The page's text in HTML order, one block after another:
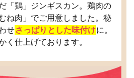
「鶏」ジンギスカン。鶏肉の
ね肉」でご用意しました。秘
せさっぱりとした味付けに。
く仕上げております。